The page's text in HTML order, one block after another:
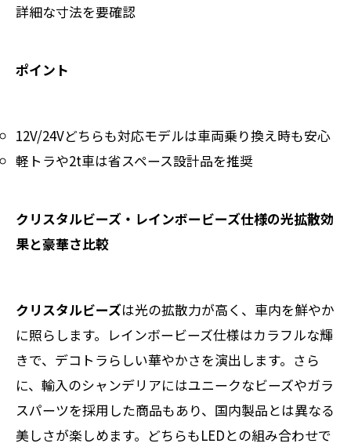
詳細な寸法を要確認
ポイント
12V/24Vどちらも対応モデルは車両乗り換え時も安心
軽トラや2t車は省スペース設計品を推奨
クリスタルビーズ・レインボービーズ仕様の光拡散効
果と豪華さ比較
クリスタルビーズは光の拡散力が高く、車内を鮮やか
に照らします。レインボービーズ仕様はカラフルな輝
きで、デコトラらしい華やかさを演出します。さら
に、輸入のシャンデリアにはユニークなビーズやガラ
スパーツを採用した商品もあり、国内製品とは異なる
美しさが楽しめます。どちらもLEDとの組み合わせで